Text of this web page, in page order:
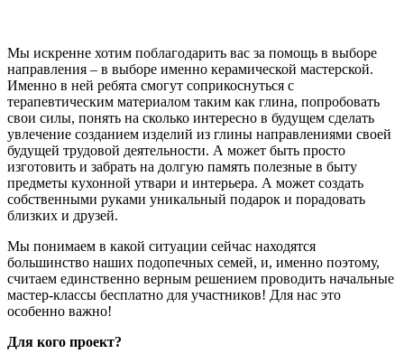
Мы искренне хотим поблагодарить вас за помощь в выборе
направления – в выборе именно керамической мастерской.
Именно в ней ребята смогут соприкоснуться с
терапевтическим материалом таким как глина, попробовать
свои силы, понять на сколько интересно в будущем сделать
увлечение созданием изделий из глины направлениями своей
будущей трудовой деятельности. А может быть просто
изготовить и забрать на долгую память полезные в быту
предметы кухонной утвари и интерьера. А может создать
собственными руками уникальный подарок и порадовать
близких и друзей.
Мы понимаем в какой ситуации сейчас находятся
большинство наших подопечных семей, и, именно поэтому,
считаем единственно верным решением проводить начальные
мастер-классы бесплатно для участников! Для нас это
особенно важно!
Для кого проект?